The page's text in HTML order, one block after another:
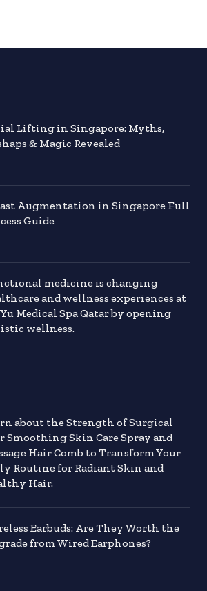
Lifting in Singapore: Myths,
& Magic Revealed
Augmentation in Singapore Full
Guide
medicine is changing
and wellness experiences at
Medical Spa Qatar by opening
wellness.
about the Strength of Surgical
Smoothing Skin Care Spray and
Hair Comb to Transform Your
Routine for Radiant Skin and
Hair.
Earbuds: Are They Worth the
from Wired Earphones?